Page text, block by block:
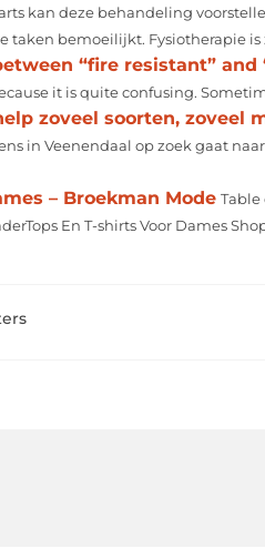
kan deze behandeling
taken bemoeilijkt. Fysiotherapie is
“fire resistant” and
it is quite confusing.
zoveel soorten, zoveel
in Veenendaal op zoek gaat
– Broekman Mode Table
En T-shirts Voor Dames